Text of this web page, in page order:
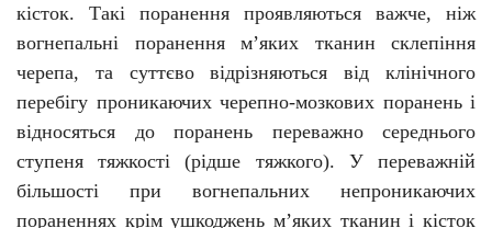
кісток. Такі поранення проявляються важче, ніж
вогнепальні поранення м’яких тканин склепіння
черепа, та суттєво відрізняються від клінічного
перебігу проникаючих черепно-мозкових поранень і
відносяться до поранень переважно середнього
ступеня тяжкості (рідше тяжкого). У переважній
більшості при вогнепальних непроникаючих
пораненнях крім ушкоджень м’яких тканин і кісток